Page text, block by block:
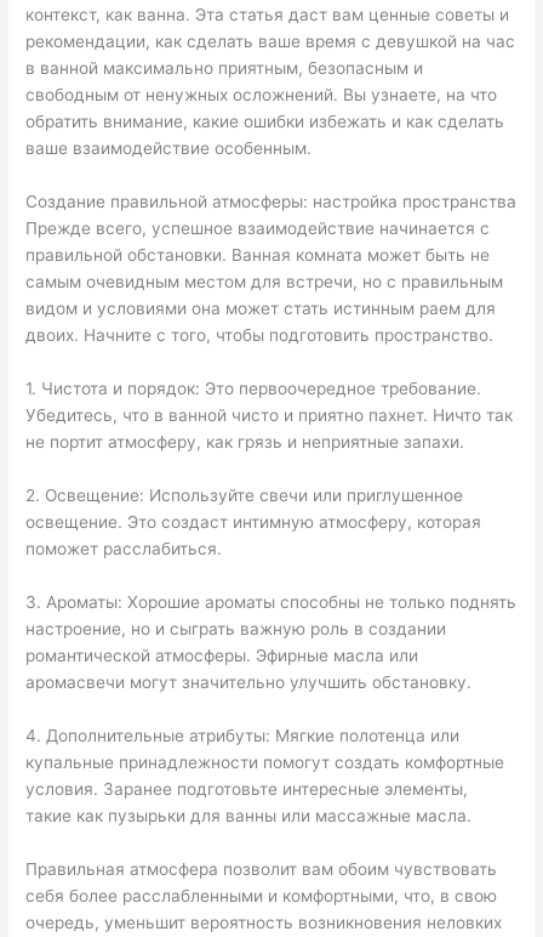
контекст, как ванна. Эта статья даст вам ценные советы и
рекомендации, как сделать ваше время с девушкой на час
в ванной максимально приятным, безопасным и
свободным от ненужных осложнений. Вы узнаете, на что
обратить внимание, какие ошибки избежать и как сделать
ваше взаимодействие особенным.
Создание правильной атмосферы: настройка пространства
Прежде всего, успешное взаимодействие начинается с
правильной обстановки. Ванная комната может быть не
самым очевидным местом для встречи, но с правильным
видом и условиями она может стать истинным раем для
двоих. Начните с того, чтобы подготовить пространство.
1. Чистота и порядок: Это первоочередное требование.
Убедитесь, что в ванной чисто и приятно пахнет. Ничто так
не портит атмосферу, как грязь и неприятные запахи.
2. Освещение: Используйте свечи или приглушенное
освещение. Это создаст интимную атмосферу, которая
поможет расслабиться.
3. Ароматы: Хорошие ароматы способны не только поднять
настроение, но и сыграть важную роль в создании
романтической атмосферы. Эфирные масла или
аромасвечи могут значительно улучшить обстановку.
4. Дополнительные атрибуты: Мягкие полотенца или
купальные принадлежности помогут создать комфортные
условия. Заранее подготовьте интересные элементы,
такие как пузырьки для ванны или массажные масла.
Правильная атмосфера позволит вам обоим чувствовать
себя более расслабленными и комфортными, что, в свою
очередь, уменьшит вероятность возникновения неловких